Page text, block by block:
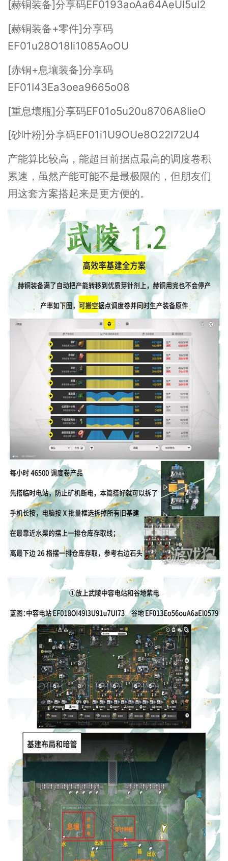
[赫铜装备]分享码EF0193aoAa64AeUI5uI2
[赫铜装备+零件]分享码
EF01u28O18Ii1085AoOU
[赤铜+息壤装备]分享码
EF01I43Ea3oea9665o08
[重息壤瓶]分享码EF01o5u20u8706A8IieO
[砂叶粉]分享码EF01i1U9OUe8O22I72U4
产能算比较高，能超目前据点最高的调度卷积
累速，虽然产能可能不是最极限的，但朋友们
用这套方案搭起来是更方便的。